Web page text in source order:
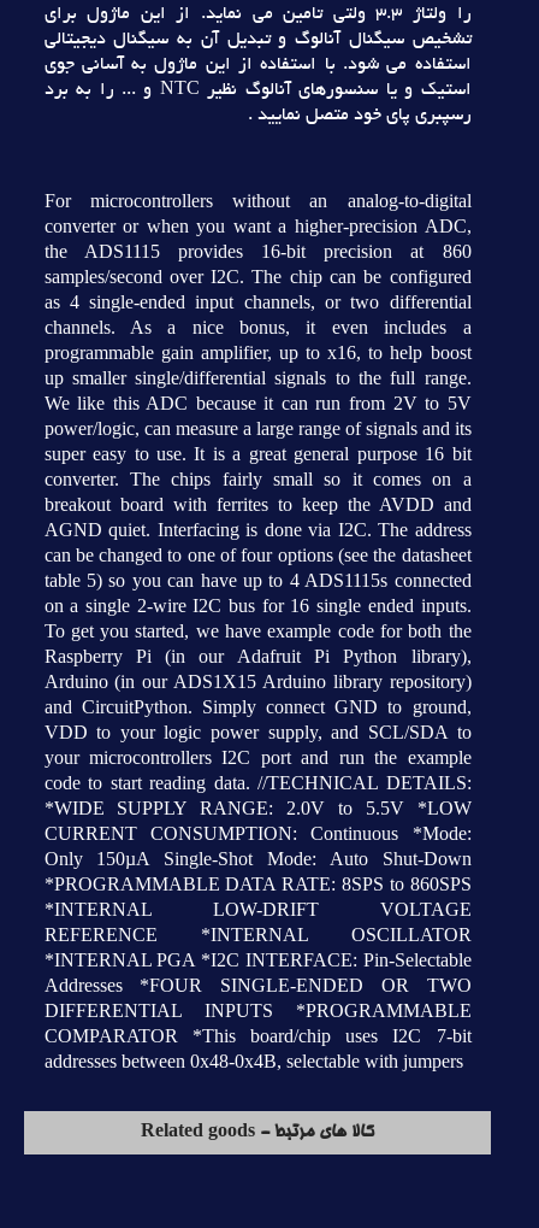
را ولتاژ 3.3 ولتي تامين مي نمايد. از اين ماژول براي
تشخيص سيگنال آنالوگ و تبديل آن به سيگنال ديجيتالي
استفاده مي شود. با استفاده از اين ماژول به آساني جوي
استيک و يا سنسورهاي آنالوگ نظير NTC و ... را به برد
رسپبري پاي خود متصل نماييد .
For microcontrollers without an analog-to-digital
converter or when you want a higher-precision ADC,
the ADS1115 provides 16-bit precision at 860
samples/second over I2C. The chip can be configured
as 4 single-ended input channels, or two differential
channels. As a nice bonus, it even includes a
programmable gain amplifier, up to x16, to help boost
up smaller single/differential signals to the full range.
We like this ADC because it can run from 2V to 5V
power/logic, can measure a large range of signals and its
super easy to use. It is a great general purpose 16 bit
converter. The chips fairly small so it comes on a
breakout board with ferrites to keep the AVDD and
AGND quiet. Interfacing is done via I2C. The address
can be changed to one of four options (see the datasheet
table 5) so you can have up to 4 ADS1115s connected
on a single 2-wire I2C bus for 16 single ended inputs.
To get you started, we have example code for both the
Raspberry Pi (in our Adafruit Pi Python library),
Arduino (in our ADS1X15 Arduino library repository)
and CircuitPython. Simply connect GND to ground,
VDD to your logic power supply, and SCL/SDA to
your microcontrollers I2C port and run the example
code to start reading data. //TECHNICAL DETAILS:
*WIDE SUPPLY RANGE: 2.0V to 5.5V *LOW
CURRENT CONSUMPTION: Continuous *Mode:
Only 150µA Single-Shot Mode: Auto Shut-Down
*PROGRAMMABLE DATA RATE: 8SPS to 860SPS
*INTERNAL LOW-DRIFT VOLTAGE
REFERENCE *INTERNAL OSCILLATOR
*INTERNAL PGA *I2C INTERFACE: Pin-Selectable
Addresses *FOUR SINGLE-ENDED OR TWO
DIFFERENTIAL INPUTS *PROGRAMMABLE
COMPARATOR *This board/chip uses I2C 7-bit
addresses between 0x48-0x4B, selectable with jumpers
کالا های مرتبط - Related goods